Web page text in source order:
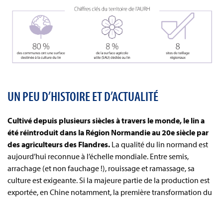
UN PEU D’HISTOIRE ET D’ACTUALITÉ
Cultivé depuis plusieurs siècles à travers le monde, le lin a
été réintroduit dans la Région Normandie au 20e siècle par
des agriculteurs des Flandres. La qualité du lin normand est
aujourd’hui reconnue à l’échelle mondiale. Entre semis,
arrachage (et non fauchage !), rouissage et ramassage, sa
culture est exigeante. Si la majeure partie de la production est
exportée, en Chine notamment, la première transformation du